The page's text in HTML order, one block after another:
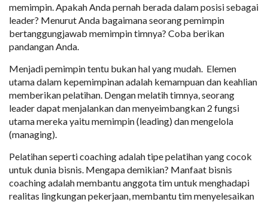
memimpin. Apakah Anda pernah berada dalam posisi sebagai
leader? Menurut Anda bagaimana seorang pemimpin
bertanggungjawab memimpin timnya? Coba berikan
pandangan Anda.
Menjadi pemimpin tentu bukan hal yang mudah. Elemen
utama dalam kepemimpinan adalah kemampuan dan keahlian
memberikan pelatihan. Dengan melatih timnya, seorang
leader dapat menjalankan dan menyeimbangkan 2 fungsi
utama mereka yaitu memimpin (leading) dan mengelola
(managing).
Pelatihan seperti coaching adalah tipe pelatihan yang cocok
untuk dunia bisnis. Mengapa demikian? Manfaat bisnis
coaching adalah membantu anggota tim untuk menghadapi
realitas lingkungan pekerjaan, membantu tim menyelesaikan